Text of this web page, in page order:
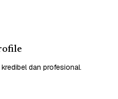
dan profesional.